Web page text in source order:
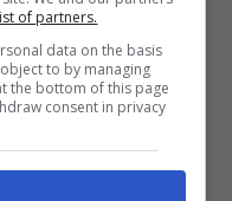
hanno voglia,
of partners.
data on the basis
to by managing
the bottom of this page
consent in privacy